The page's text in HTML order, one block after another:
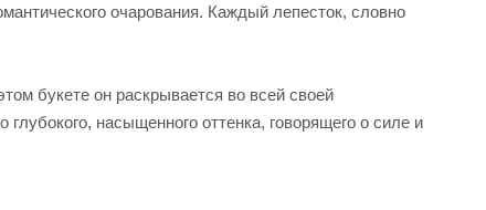
очарования. Каждый лепесток, словно
букете он раскрывается во всей своей
насыщенного оттенка, говорящего о силе и